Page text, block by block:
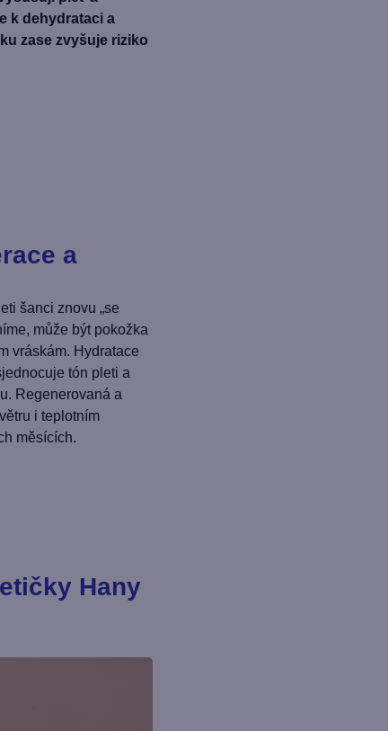
k dehydrataci a
zase zvyšuje riziko
a
šanci znovu „se
může být pokožka
vráskám. Hydratace
tón pleti a
Regenerovaná a
i teplotním
měsících.
Hany